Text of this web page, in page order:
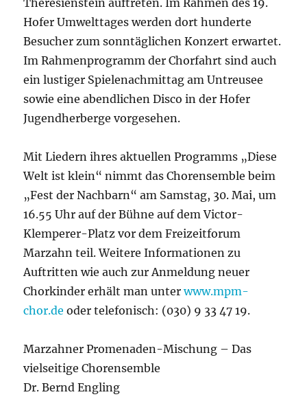
Theresienstein auftreten. Im Rahmen des 19.
Hofer Umwelttages werden dort hunderte
Besucher zum sonntäglichen Konzert erwartet.
Im Rahmenprogramm der Chorfahrt sind auch
ein lustiger Spielenachmittag am Untreusee
sowie eine abendlichen Disco in der Hofer
Jugendherberge vorgesehen.
Mit Liedern ihres aktuellen Programms „Diese
Welt ist klein“ nimmt das Chorensemble beim
„Fest der Nachbarn“ am Samstag, 30. Mai, um
16.55 Uhr auf der Bühne auf dem Victor-
Klemperer-Platz vor dem Freizeitforum
Marzahn teil. Weitere Informationen zu
Auftritten wie auch zur Anmeldung neuer
Chorkinder erhält man unterwww.mpm-
chor.de oder telefonisch: (030) 9 33 47 19.
Marzahner Promenaden-Mischung – Das
vielseitige Chorensemble
Dr. Bernd Engling